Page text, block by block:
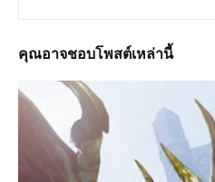
คุณอาจชอบโพสต์เหล่านี้